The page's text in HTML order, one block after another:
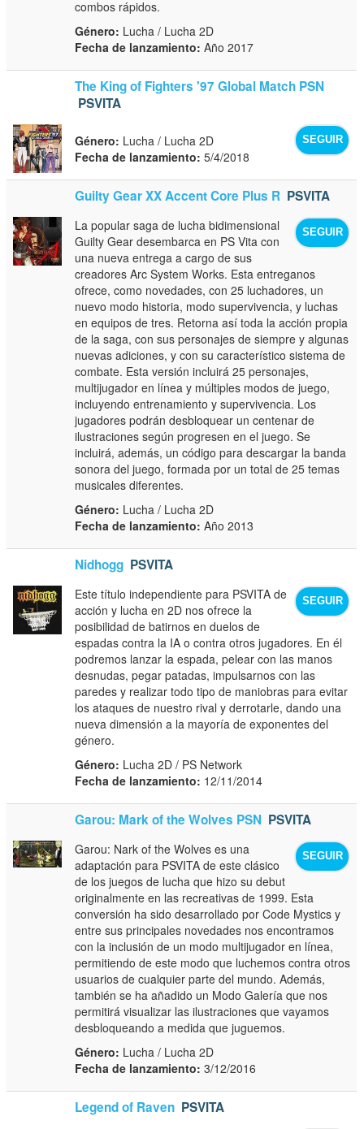
combos rápidos.
Género: Lucha / Lucha 2D
Fecha de lanzamiento: Año 2017
The King of Fighters '97 Global Match PSN
PSVITA
SEGUIR
Género: Lucha / Lucha 2D
Fecha de lanzamiento: 5/4/2018
Guilty Gear XX Accent Core Plus R PSVITA
SEGUIR
La popular saga de lucha bidimensional
Guilty Gear desembarca en PS Vita con
una nueva entrega a cargo de sus
creadores Arc System Works. Esta entreganos
ofrece, como novedades, con 25 luchadores, un
nuevo modo historia, modo supervivencia, y luchas
en equipos de tres. Retorna así toda la acción propia
de la saga, con sus personajes de siempre y algunas
nuevas adiciones, y con su característico sistema de
combate. Esta versión incluirá 25 personajes,
multijugador en línea y múltiples modos de juego,
incluyendo entrenamiento y supervivencia. Los
jugadores podrán desbloquear un centenar de
ilustraciones según progresen en el juego. Se
incluirá, además, un código para descargar la banda
sonora del juego, formada por un total de 25 temas
musicales diferentes.
Género: Lucha / Lucha 2D
Fecha de lanzamiento: Año 2013
Nidhogg PSVITA
SEGUIR
Este título independiente para PSVITA de
acción y lucha en 2D nos ofrece la
posibilidad de batirnos en duelos de
espadas contra la IA o contra otros jugadores. En él
podremos lanzar la espada, pelear con las manos
desnudas, pegar patadas, impulsarnos con las
paredes y realizar todo tipo de maniobras para evitar
los ataques de nuestro rival y derrotarle, dando una
nueva dimensión a la mayoría de exponentes del
género.
Género: Lucha 2D / PS Network
Fecha de lanzamiento: 12/11/2014
Garou: Mark of the Wolves PSN PSVITA
SEGUIR
Garou: Nark of the Wolves es una
adaptación para PSVITA de este clásico
de los juegos de lucha que hizo su debut
originalmente en las recreativas de 1999. Esta
conversión ha sido desarrollado por Code Mystics y
entre sus principales novedades nos encontramos
con la inclusión de un modo multijugador en línea,
permitiendo de este modo que luchemos contra otros
usuarios de cualquier parte del mundo. Además,
también se ha añadido un Modo Galería que nos
permitirá visualizar las ilustraciones que vayamos
desbloqueando a medida que juguemos.
Género: Lucha / Lucha 2D
Fecha de lanzamiento: 3/12/2016
Legend of Raven PSVITA